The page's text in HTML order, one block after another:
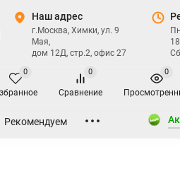
Наш адрес
г.Москва, Химки, ул. 9
Мая,
дом 12Д, стр.2, офис 27
0
Сравнение
0 0
Рекомендуем